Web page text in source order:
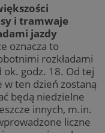
i tramwaje
jazdy
oznacza to
rozkładami
godz. 18. Od tej
w ten dzień zostaną
będą niedzielne
innych, m.in.
liczne